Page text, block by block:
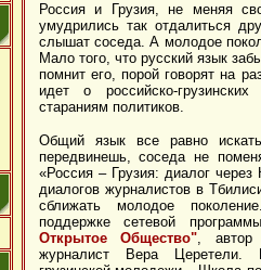
Россия и Грузия, не меняя
умудрились так отдалиться
слышат соседа. А молодое
Мало того, что русский язык
помнит его, порой говорят на
идет о российско-
стараниям политиков.
Общий язык все равно
передвинешь, соседа не
«Россия – Грузия: диалог через
диалогов журналистов в
сближать молодое
поддержке сетевой
Открытое Общество" ,
журналист Вера Церетели.